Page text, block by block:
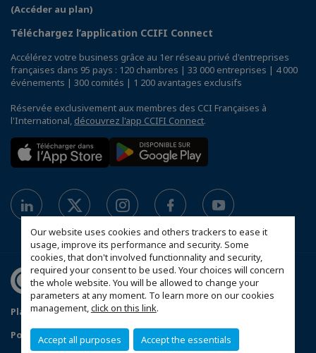
Our website uses cookies and others trackers to ease it
usage, improve its performance and security. Some
cookies, that don't involved functionnality and security,
required your consent to be used. Your choices will concern
the whole website. You will be allowed to change your
parameters at any moment. To learn more on our cookies
management,click on this link.
Accept all purposes Accept the essentials
(Accéder au plan)
Téléchargez l’application CCIFI Connect
Accélérez votre business grâce au 1er réseau privé d'entreprises
françaises dans 95 pays : 120 chambres | 33 000 entreprises | 4 000
événements | 300 comités | 1 200 avantages exclusifs
Réservée exclusivement aux membres des CCI Françaises à
l'International, découvrez l'app CCIFI Connect.
Plan du site
Política de protección de datos
Política de privacidad
Política de cookies